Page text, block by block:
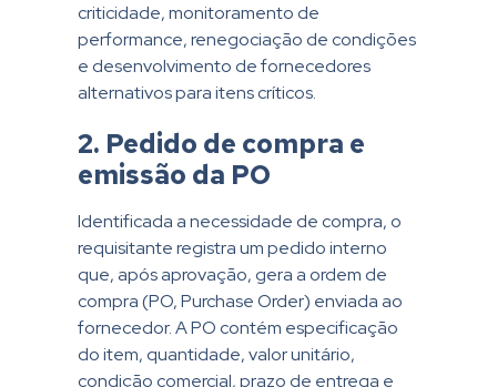
criticidade, monitoramento de
performance, renegociação de condições
e desenvolvimento de fornecedores
alternativos para itens críticos.
2. Pedido de compra e
emissão da PO
Identificada a necessidade de compra, o
requisitante registra um pedido interno
que, após aprovação, gera a ordem de
compra (PO, Purchase Order) enviada ao
fornecedor. A PO contém especificação
do item, quantidade, valor unitário,
condição comercial, prazo de entrega e